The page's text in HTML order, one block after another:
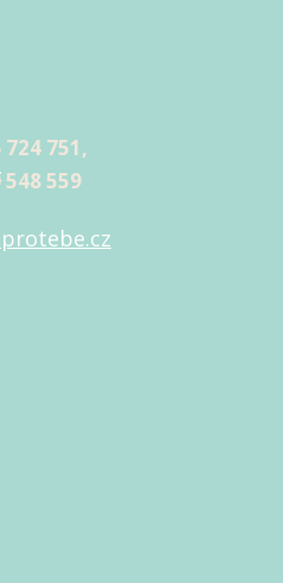
724 751,
548 559